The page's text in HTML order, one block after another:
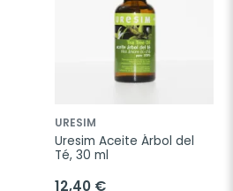
URESIM
Uresim Aceite Árbol del
Té, 30 ml
12,40 €